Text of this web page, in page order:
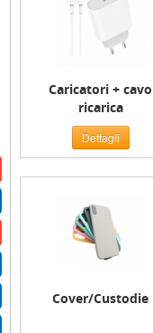
Caricatori + cavo
ricarica
Dettagli
Cover/Custodie